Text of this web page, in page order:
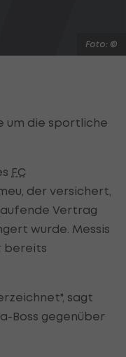
Foto: ©
um die sportliche
FC
der versichert,
Vertrag
wurde. Messis
bereits
sagt
Boss gegenüber